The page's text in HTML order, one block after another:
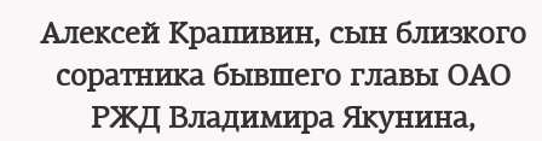
Алексей Крапивин, сын близкого
соратника бывшего главы ОАО
РЖД Владимира Якунина,